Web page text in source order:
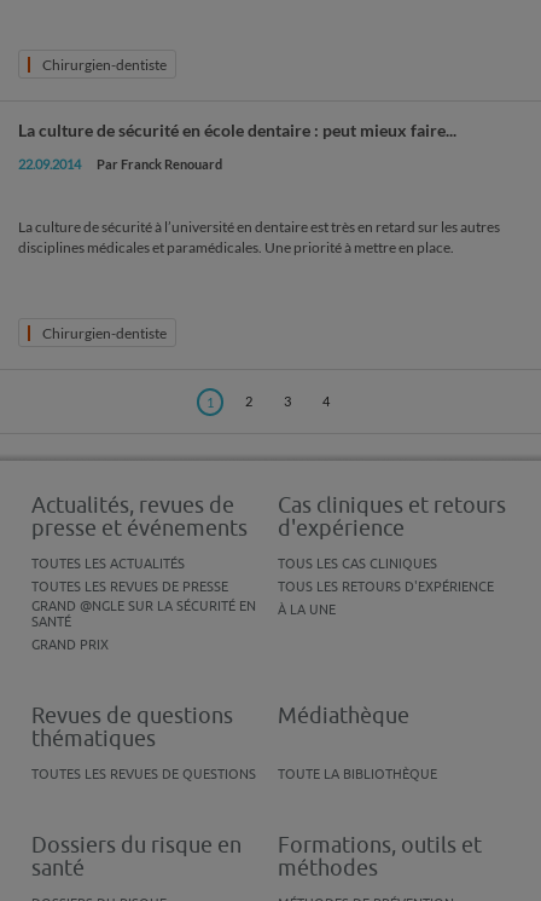
Chirurgien-dentiste
La culture de sécurité en école dentaire : peut mieux faire...
22.09.2014 Par Franck Renouard
La culture de sécurité à l’université en dentaire est très en retard sur les autres
disciplines médicales et paramédicales. Une priorité à mettre en place.
Chirurgien-dentiste
1 2 3 4
Actualités, revues de
presse et événements
TOUTES LES ACTUALITÉS
TOUTES LES REVUES DE PRESSE
GRAND @NGLE SUR LA SÉCURITÉ EN
SANTÉ
GRAND PRIX
Cas cliniques et retours
d'expérience
TOUS LES CAS CLINIQUES
TOUS LES RETOURS D'EXPÉRIENCE
À LA UNE
Revues de questions
thématiques
TOUTES LES REVUES DE QUESTIONS
Médiathèque
TOUTE LA BIBLIOTHÈQUE
Dossiers du risque en
santé
Formations, outils et
méthodes